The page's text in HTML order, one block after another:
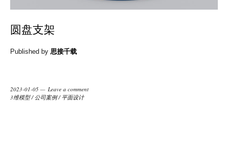
圆盘支架
Published by 思接千载
2023-01-05
Leave a comment
3维模型/ 公司案例/ 平面设计